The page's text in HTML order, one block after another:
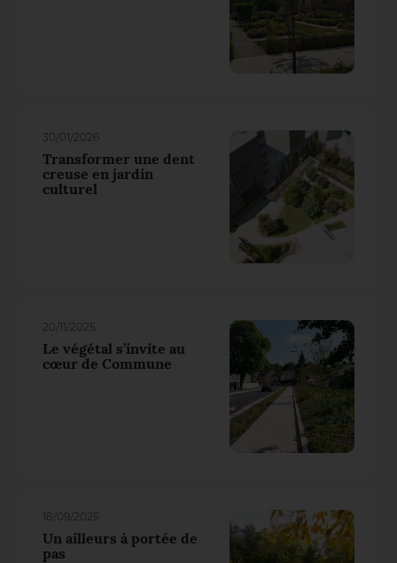
30/01/2026
Transformer une dent
creuse en jardin
culturel
20/11/2025
Le végétal s’invite au
cœur de Commune
18/09/2025
Un ailleurs à portée de
pas